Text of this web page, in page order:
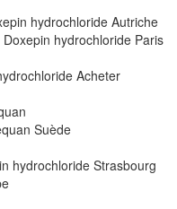
hydrochloride Autriche
hydrochloride Paris
Acheter
Suède
hydrochloride Strasbourg